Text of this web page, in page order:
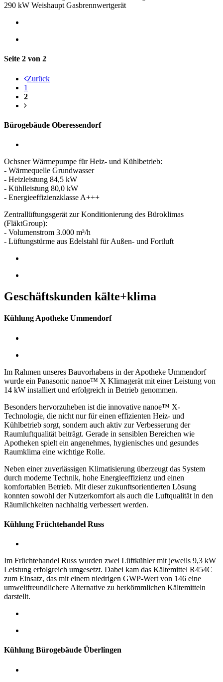
290 kW Weishaupt Gasbrennwertgerät
Seite 2 von 2
Zurück
1
2
Bürogebäude Oberessendorf
Ochsner Wärmepumpe für Heiz- und Kühlbetrieb:
- Wärmequelle Grundwasser
- Heizleistung 84,5 kW
- Kühlleistung 80,0 kW
- Energieeffizienzklasse A+++
Zentrallüftungsgerät zur Konditionierung des Büroklimas
(FläktGroup):
- Volumenstrom 3.000 m³/h
- Lüftungstürme aus Edelstahl für Außen- und Fortluft
Geschäftskunden kälte+klima
Kühlung Apotheke Ummendorf
Im Rahmen unseres Bauvorhabens in der Apotheke Ummendorf
wurde ein Panasonic nanoe™ X Klimagerät mit einer Leistung von
14 kW installiert und erfolgreich in Betrieb genommen.
Besonders hervorzuheben ist die innovative nanoe™ X-
Technologie, die nicht nur für einen effizienten Heiz- und
Kühlbetrieb sorgt, sondern auch aktiv zur Verbesserung der
Raumluftqualität beiträgt. Gerade in sensiblen Bereichen wie
Apotheken spielt ein angenehmes, hygienisches und gesundes
Raumklima eine wichtige Rolle.
Neben einer zuverlässigen Klimatisierung überzeugt das System
durch moderne Technik, hohe Energieeffizienz und einen
komfortablen Betrieb. Mit dieser zukunftsorientierten Lösung
konnten sowohl der Nutzerkomfort als auch die Luftqualität in den
Räumlichkeiten nachhaltig verbessert werden.
Kühlung Früchtehandel Russ
Im Früchtehandel Russ wurden zwei Lüftkühler mit jeweils 9,3 kW
Leistung erfolgreich umgesetzt. Dabei kam das Kältemittel R454C
zum Einsatz, das mit einem niedrigen GWP-Wert von 146 eine
umweltfreundlichere Alternative zu herkömmlichen Kältemitteln
darstellt.
Kühlung Bürogebäude Überlingen